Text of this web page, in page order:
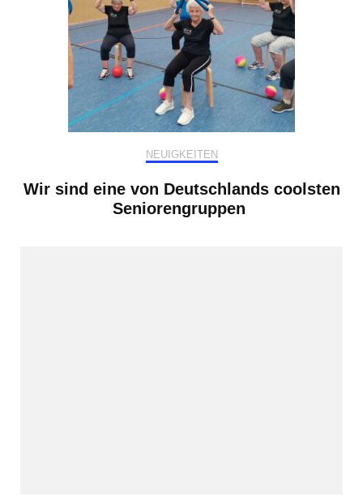
NEUIGKEITEN
Wir sind eine von Deutschlands coolsten
Seniorengruppen